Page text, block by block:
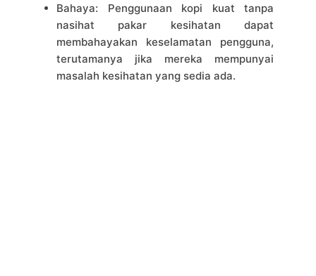
Bahaya: Penggunaan kopi kuat tanpa
nasihat pakar kesihatan dapat
membahayakan keselamatan pengguna,
terutamanya jika mereka mempunyai
masalah kesihatan yang sedia ada.